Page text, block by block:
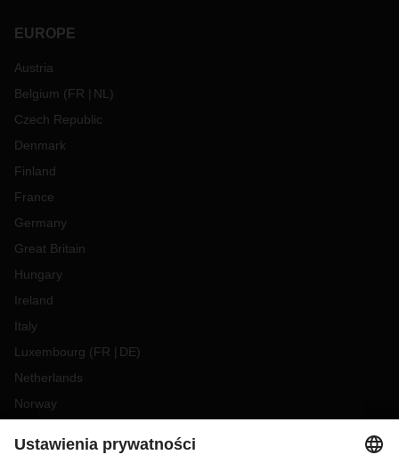
EUROPE
Austria
Belgium (FR NL )
Czech Republic
Denmark
Finland
France
Germany
Great Britain
Hungary
Ireland
Italy
Luxembourg (FR DE)
Netherlands
Norway